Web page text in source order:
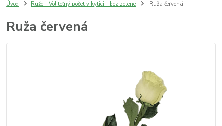
Úvod Ruže - Voliteľný počet v kytici - bez zelene Ruža červená
Ruža červená